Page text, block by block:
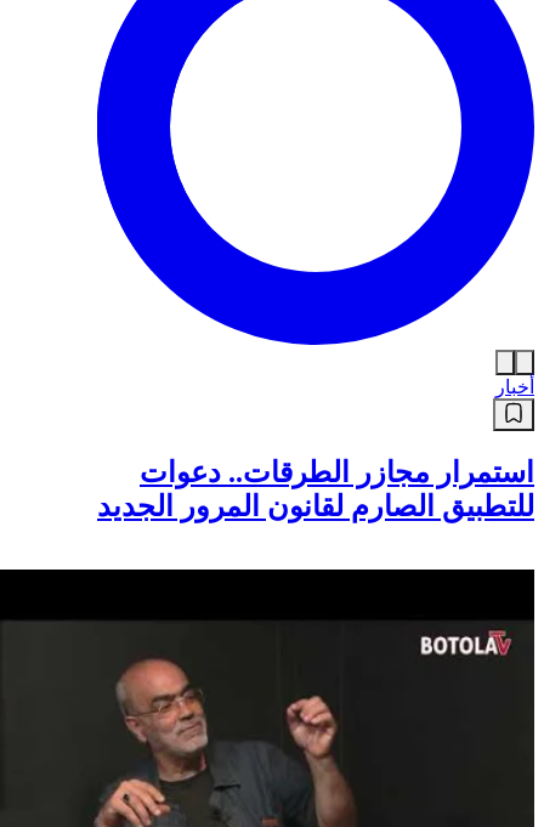
أخبار
استمرار مجازر الطرقات.. دعوات
للتطبيق الصارم لقانون المرور الجديد